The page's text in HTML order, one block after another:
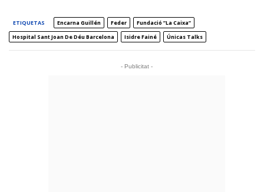
ETIQUETAS Encarna Guillén Feder
Fundació ”la Caixa”
Hospital Sant Joan De Déu Barcelona
Isidre Fainé Únicas Talks
- Publicitat -